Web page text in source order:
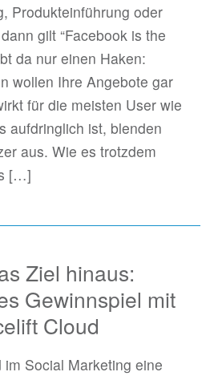
Produkteinführung oder
gilt “Facebook is the
da nur einen Haken:
wollen Ihre Angebote gar
für die meisten User wie
aufdringlich ist, blenden
aus. Wie es trotzdem
[…]
Ziel hinaus:
Gewinnspiel mit
Cloud
Social Marketing eine